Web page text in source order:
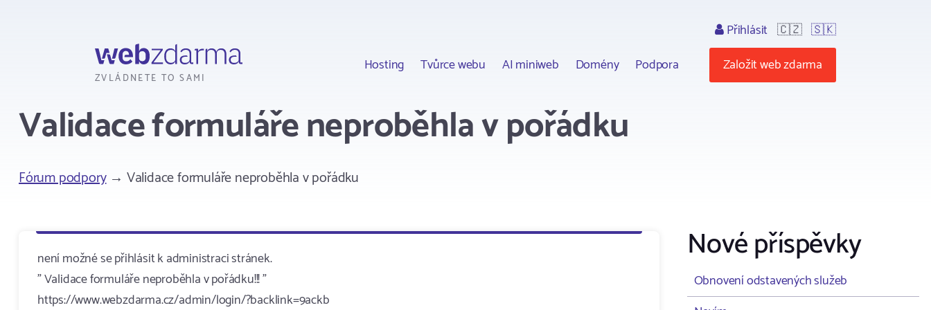
ZVLÁDNETE TO SAMI
Hosting Tvůrce webu AI miniweb Domény Podpora
Přihlásit 🇨🇿 🇸🇰
Založit web zdarma
Validace formuláře neproběhla v pořádku
Fórum podpory→ Validace formuláře neproběhla v pořádku
není možné se přihlásit k administraci stránek.
" Validace formuláře neproběhla v pořádku!!! "
https://www.webzdarma.cz/admin/login/?backlink=9ackb
Nové příspěvky
Obnovení odstavených služeb